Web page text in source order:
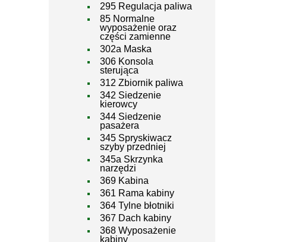
295 Regulacja paliwa
85 Normalne
wyposażenie oraz
części zamienne
302a Maska
306 Konsola
sterująca
312 Zbiornik paliwa
342 Siedzenie
kierowcy
344 Siedzenie
pasażera
345 Spryskiwacz
szyby przedniej
345a Skrzynka
narzędzi
369 Kabina
361 Rama kabiny
364 Tylne błotniki
367 Dach kabiny
368 Wyposażenie
kabiny